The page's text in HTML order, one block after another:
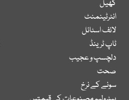
کھیل
انٹرٹینمنٹ
لائف اسٹائل
ٹاپ ٹرینڈ
دلچسپ و عجیب
صحت
سونے کے نرخ